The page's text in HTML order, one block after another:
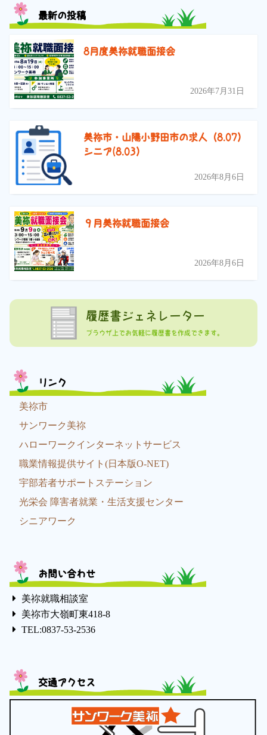
最新の投稿
8月度美祢就職面接会
2026年7月31日
美祢市・山陽小野田市の求人（8.07）
シニア(8.03）
2026年8月6日
９月美祢就職面接会
2026年8月6日
履歴書ジェネレーター
ブラウザ上でお気軽に履歴書を作成できます。
リンク
美祢市
サンワーク美祢
ハローワークインターネットサービス
職業情報提供サイト(日本版O-NET)
宇部若者サポートステーション
光栄会 障害者就業・生活支援センター
シニアワーク
お問い合わせ
美祢就職相談室
美祢市大嶺町東418-8
TEL:0837-53-2536
交通アクセス